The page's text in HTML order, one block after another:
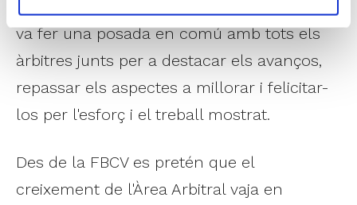
va fer una posada en comú amb tots els
àrbitres junts per a destacar els avanços,
repassar els aspectes a millorar i felicitar-
los per l'esforç i el treball mostrat.
Des de la FBCV es pretén que el
creixement de l'Àrea Arbitral vaja en